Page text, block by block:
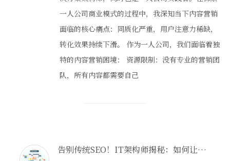
一人公司商业模式的过程中，我深知当下内容营销
面临的核心痛点：同质化严重，用户注意力稀缺，
转化效果持续下滑。 作为一人公司，我们面临着独
特的内容营销困境： 资源限制：没有专业的营销团
队，所有内容都需要自己
告别传统SEO！IT架构师揭秘：如何让AI主动推荐你的品牌给千万用户